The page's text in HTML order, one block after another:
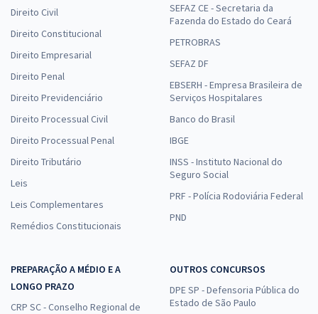
Direito Civil
Direito Constitucional
Direito Empresarial
Direito Penal
Direito Previdenciário
Direito Processual Civil
Direito Processual Penal
Direito Tributário
Leis
Leis Complementares
Remédios Constitucionais
SEFAZ CE - Secretaria da
Fazenda do Estado do Ceará
PETROBRAS
SEFAZ DF
EBSERH - Empresa Brasileira de
Serviços Hospitalares
Banco do Brasil
IBGE
INSS - Instituto Nacional do
Seguro Social
PRF - Polícia Rodoviária Federal
PND
PREPARAÇÃO A MÉDIO E A
LONGO PRAZO
CRP SC - Conselho Regional de
OUTROS CONCURSOS
DPE SP - Defensoria Pública do
Estado de São Paulo